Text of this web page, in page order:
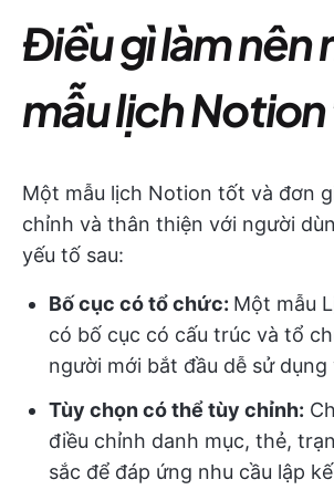
Điều gì làm nên
mẫu lịch
Một mẫu lịch Notion tốt và đơn
chỉnh và thân thiện với người
yếu tố sau:
Bố cục có tổ chức: Một mẫu
có bố cục có cấu trúc và tổ
người mới bắt đầu dễ sử
Tùy chọn có thể tùy chỉnh:
điều chỉnh danh mục, thẻ,
sắc để đáp ứng nhu cầu lập